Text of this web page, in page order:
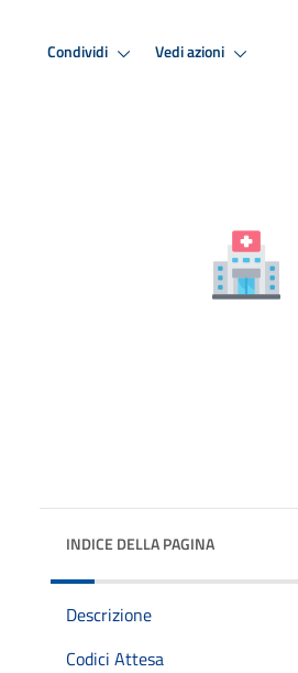
Condividi Vedi azioni
INDICE DELLA PAGINA
Descrizione
Codici Attesa